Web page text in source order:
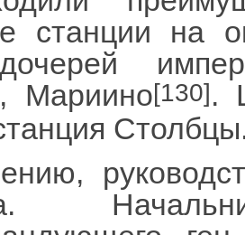
станции на
Мариино[130].